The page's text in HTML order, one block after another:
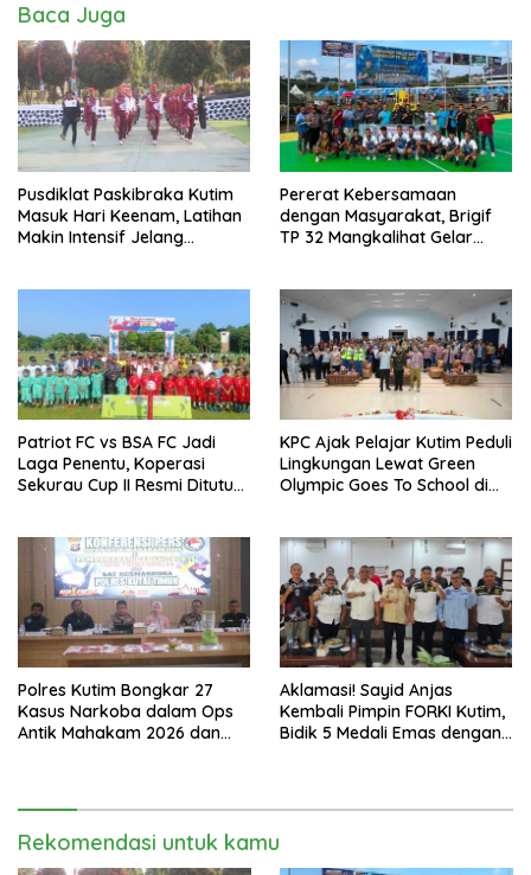
Baca Juga
Pusdiklat Paskibraka Kutim
Masuk Hari Keenam, Latihan
Makin Intensif Jelang
Pererat Kebersamaan
dengan Masyarakat, Brigif
TP 32 Mangkalihat Gelar
Patriot FC vs BSA FC Jadi
Laga Penentu, Koperasi
Sekurau Cup II Resmi Ditutup
KPC Ajak Pelajar Kutim Peduli
Lingkungan Lewat Green
Olympic Goes To School di
Polres Kutim Bongkar 27
Kasus Narkoba dalam Ops
Antik Mahakam 2026 dan
Aklamasi! Sayid Anjas
Kembali Pimpin FORKI Kutim,
Bidik 5 Medali Emas dengan
Rekomendasi untuk kamu